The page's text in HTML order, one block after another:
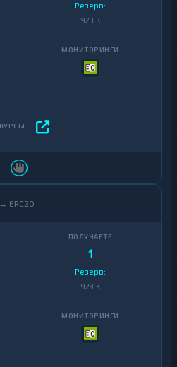
Резерв:
923 K
ERC20
1
Резерв:
923 K